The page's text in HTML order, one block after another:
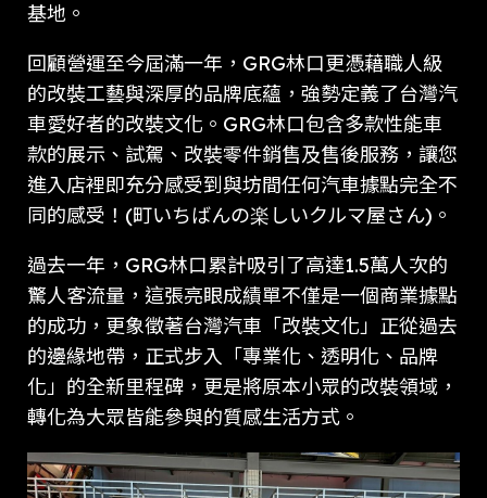
基地。
回顧營運至今屆滿一年，GRG林口更憑藉職人級
的改裝工藝與深厚的品牌底蘊，強勢定義了台灣汽
車愛好者的改裝文化。GRG林口包含多款性能車
款的展示、試駕、改裝零件銷售及售後服務，讓您
進入店裡即充分感受到與坊間任何汽車據點完全不
同的感受！(町いちばんの楽しいクルマ屋さん)。
過去一年，GRG林口累計吸引了高達1.5萬人次的
驚人客流量，這張亮眼成績單不僅是一個商業據點
的成功，更象徵著台灣汽車「改裝文化」正從過去
的邊緣地帶，正式步入「專業化、透明化、品牌
化」的全新里程碑，更是將原本小眾的改裝領域，
轉化為大眾皆能參與的質感生活方式。